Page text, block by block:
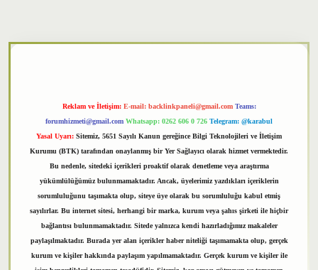
Reklam ve İletişim: E-mail: backlinkpaneli@gmail.com Teams:
forumhizmeti@gmail.com Whatsapp: 0262 606 0 726 Telegram: @karabul
Yasal Uyarı: Sitemiz, 5651 Sayılı Kanun gereğince Bilgi Teknolojileri ve İletişim
Kurumu (BTK) tarafından onaylanmış bir Yer Sağlayıcı olarak hizmet vermektedir.
Bu nedenle, sitedeki içerikleri proaktif olarak denetleme veya araştırma
yükümlülüğümüz bulunmamaktadır. Ancak, üyelerimiz yazdıkları içeriklerin
sorumluluğunu taşımakta olup, siteye üye olarak bu sorumluluğu kabul etmiş
sayılırlar. Bu internet sitesi, herhangi bir marka, kurum veya şahıs şirketi ile hiçbir
bağlantısı bulunmamaktadır. Sitede yalnızca kendi hazırladığımız makaleler
paylaşılmaktadır. Burada yer alan içerikler haber niteliği taşımamakta olup, gerçek
kurum ve kişiler hakkında paylaşım yapılmamaktadır. Gerçek kurum ve kişiler ile